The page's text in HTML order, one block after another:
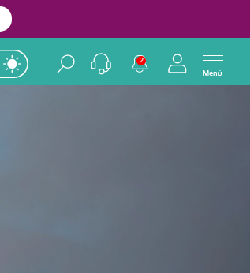
2
Menú